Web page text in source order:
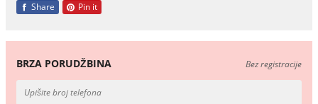
Share Pin it
BRZA PORUDŽBINA Bez registracije